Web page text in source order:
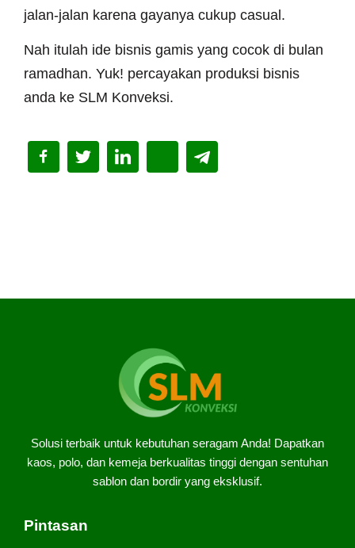
jalan-jalan karena gayanya cukup casual.
Nah itulah ide bisnis gamis yang cocok di bulan
ramadhan. Yuk! percayakan produksi bisnis
anda ke SLM Konveksi.
Solusi terbaik untuk kebutuhan seragam Anda! Dapatkan
kaos, polo, dan kemeja berkualitas tinggi dengan sentuhan
sablon dan bordir yang eksklusif.
Pintasan